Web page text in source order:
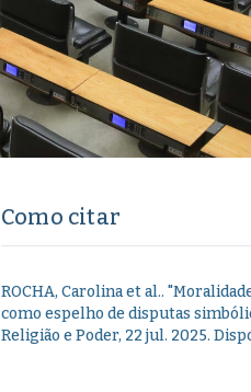
Como citar
ROCHA, Carolina et al.. "
como espelho de disputas
Religião e Poder, 22 jul. 2025.